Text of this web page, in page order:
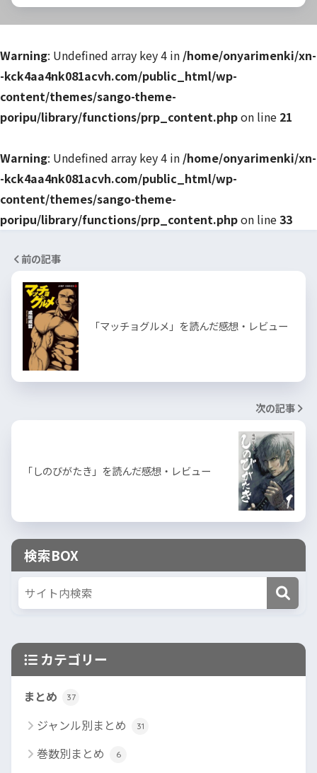
Warning: Undefined array key 4 in /home/onyarimenki/xn-
-kck4aa4nk081acvh.com/public_html/wp-
content/themes/sango-theme-
poripu/library/functions/prp_content.phpon line 21
Warning: Undefined array key 4 in /home/onyarimenki/xn-
-kck4aa4nk081acvh.com/public_html/wp-
content/themes/sango-theme-
poripu/library/functions/prp_content.phpon line33
前の記事
「マッチョグルメ」を読んだ感想・レビュー
次の記事
「しのびがたき」を読んだ感想・レビュー
検索BOX
カテゴリー
まとめ 37
ジャンル別まとめ 31
巻数別まとめ 6